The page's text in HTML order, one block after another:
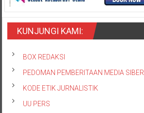
KUNJUNGI KAMI:
BOX REDAKSI
PEDOMAN PEMBERITAAN MEDIA SIBER
KODE ETIK JURNALISTIK
UU PERS